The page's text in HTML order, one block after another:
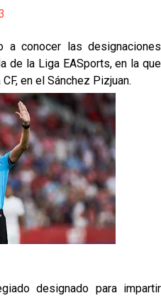
al Bournemouth
Atleti , el Villareal ya
mueve ficha... Las
de La Liga
al grupo en la sesión
objetivo es mejorar la
a los nuevos
a conocer las designaciones
de la Liga EASports, en la que
en el Sánchez Pizjuan.
designado para impartir